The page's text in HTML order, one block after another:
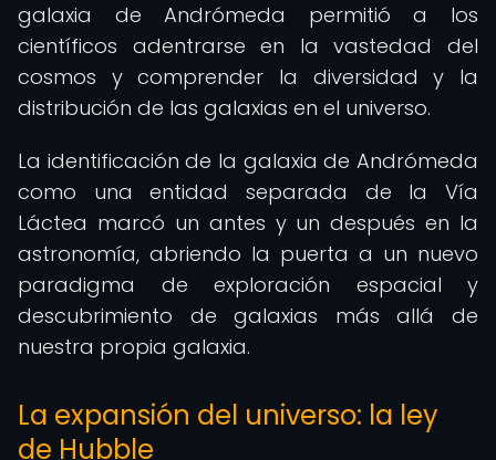
galaxia de Andrómeda permitió a los
científicos adentrarse en la vastedad del
cosmos y comprender la diversidad y la
distribución de las galaxias en el universo.
La identificación de la galaxia de Andrómeda
como una entidad separada de la Vía
Láctea marcó un antes y un después en la
astronomía, abriendo la puerta a un nuevo
paradigma de exploración espacial y
descubrimiento de galaxias más allá de
nuestra propia galaxia.
La expansión del universo: la ley
de Hubble